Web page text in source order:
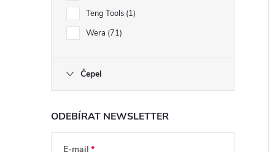
Teng Tools 1
Wera 71
Čepel
ODEBÍRAT NEWSLETTER
E-mail